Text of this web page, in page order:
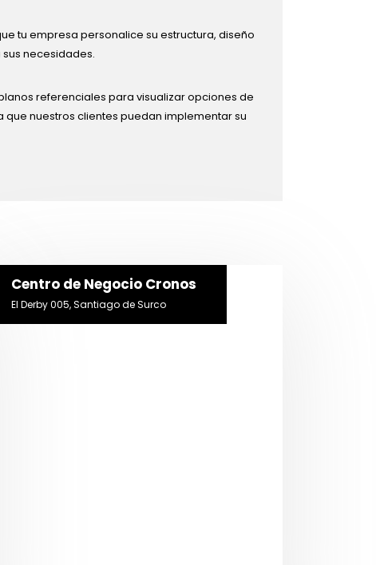
tu empresa personalice su estructura, diseño
necesidades.
referenciales para visualizar opciones de
que nuestros clientes puedan implementar su
Centro de Negocio Cronos
El Derby 005, Santiago de Surco